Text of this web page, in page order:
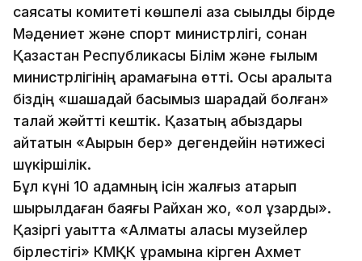
саясаты комитеті көшпелі қазақ сықылды бірде
Мәдениет және спорт министрлігі, сонан
Қазақстан Республикасы Білім және ғылым
министрлігінің қарамағына өтті. Осы аралықта
біздің «шақшадай басымыз шарадай болған»
талай жәйтті кештік. Қазақтың абыздары
айтатын «Ақырын бер» дегендейін нәтижесі
шүкіршілік.
Бұл күні 10 адамның ісін жалғыз атқарып
шырылдаған баяғы Райхан жоқ, «қол ұзарды».
Қазіргі уақытта «Алматы қаласы музейлер
бірлестігі» КМҚК құрамына кірген Ахмет